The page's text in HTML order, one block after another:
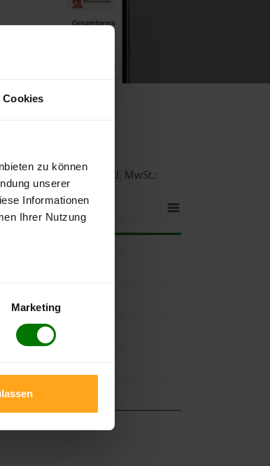
Cookies
zu können
unserer
Informationen
Ihrer Nutzung
Marketing
einer Lieferstelle inkl. MwSt.: